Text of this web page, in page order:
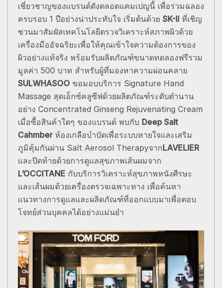
เชี่ยวชาญของแบรนด์ดังตลอดแคมเปญนี้ เพื่อร่วมฉลอง
ครบรอบ 1 ปีอย่างน่าประทับใจ เริ่มต้นด้วย SK-II ที่เชิญ
ชวนมาสัมผัสเทคโนโลยีตรวจวิเคราะห์สภาพผิวด้วย
เครื่องมืออัจฉริยะเพื่อให้คุณเข้าใจความต้องการของ
ผิวอย่างแท้จริง พร้อมรับผลิตภัณฑ์ขนาดทดลองฟรีรวม
มูลค่า 500 บาท สำหรับผู้ที่มองหาความผ่อนคลาย
SULWHASOO ขอมอบบริการ Signature Hand
Massage สุดเอ็กซ์คลูซีฟด้วยผลิตภัณฑ์ระดับตำนาน
อย่าง Concentrated Ginseng Rejuvenating Cream
เมื่อซื้อสินค้าใดๆ ของแบรนด์ พบกับ Deep Salt
Cahmberห้องเกลือบำบัดเพื่อระบบหายใจและเสริม
ภูมิคุ้มกันผ่าน Salt Aerosol TherapyจากLAVELIER
และปิดท้ายด้วยการดูแลสุขภาพเส้นผมจาก
L’OCCITANE กับบริการวิเคราะห์สุขภาพหนังศีรษะ
และเส้นผมด้วยเครื่องตรวจเฉพาะทาง เพื่อค้นหา
แนวทางการดูแลและผลิตภัณฑ์ที่ออกแบบมาเพื่อตอบ
โจทย์ส่วนบุคคลได้อย่างแม่นยำ